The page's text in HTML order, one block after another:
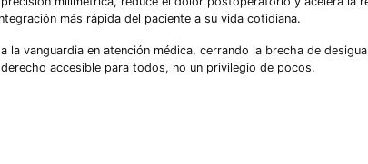
más rápida del paciente a su vida cotidiana.
vanguardia en atención médica, cerrando la brecha de
accesible para todos, no un privilegio de pocos.